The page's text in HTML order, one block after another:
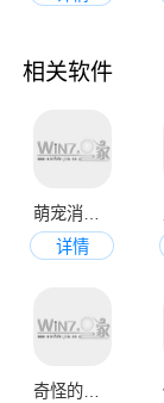
相关软件
详情
奇怪的鸭子